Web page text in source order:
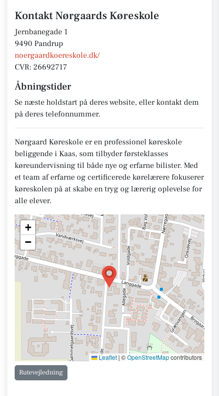
Kontakt Nørgaards Køreskole
Jernbanegade 1
9490 Pandrup
noergaardkoereskole.dk/
CVR: 26692717
Åbningstider
Se næste holdstart på deres website, eller kontakt dem
på deres telefonnummer.
Nørgaard Køreskole er en professionel køreskole
beliggende i Kaas, som tilbyder førsteklasses
køreundervisning til både nye og erfarne bilister. Med
et team af erfarne og certificerede kørelærere fokuserer
køreskolen på at skabe en tryg og lærerig oplevelse for
alle elever.
+
−
Leaflet | ©OpenStreetMapcontributors
Rutevejledning